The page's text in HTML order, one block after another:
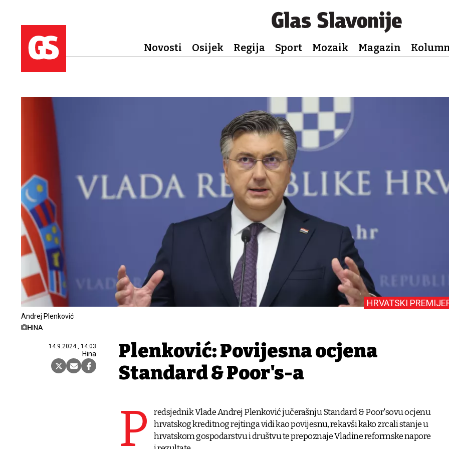
Novosti Osijek Regija Sport Mozaik Magazin
Andrej Plenković
HINA
14.9.2024., 14:03
Hina
HRVATSKI
Plenković: Povijesna ocjena
Standard & Poor's-a
P
redsjednik Vlade Andrej Plenković jučerašnju Standard & Poor'sovu ocjenu
hrvatskog kreditnog rejtinga vidi kao povijesnu, rekavši kako zrcali stanje u
hrvatskom gospodarstvu i društvu te prepoznaje Vladine reformske napore